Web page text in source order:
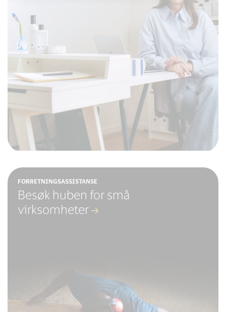
FORRETNINGSASSISTANSE
Besøk huben for små
virksomheter